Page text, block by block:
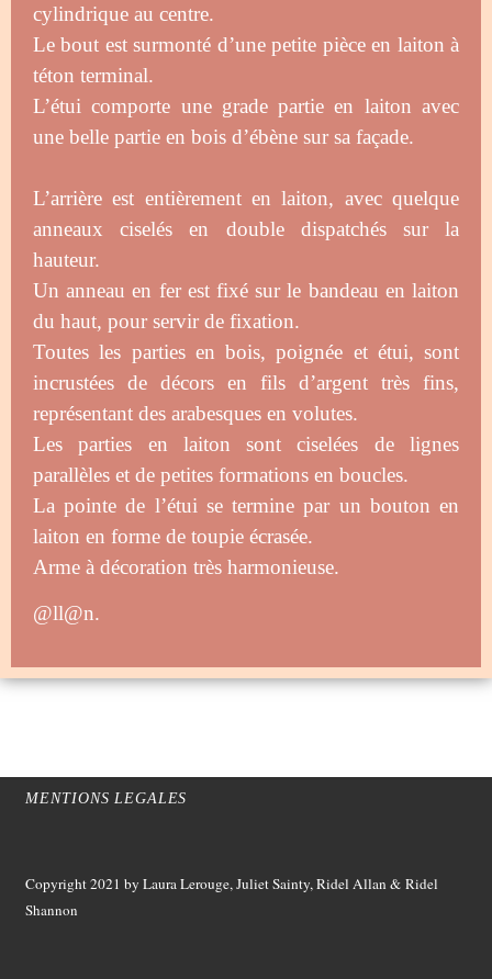
cylindrique au centre.
Le bout est surmonté d’une petite pièce en laiton à
téton terminal.
L’étui comporte une grade partie en laiton avec
une belle partie en bois d’ébène sur sa façade.
L’arrière est entièrement en laiton, avec quelque
anneaux ciselés en double dispatchés sur la
hauteur.
Un anneau en fer est fixé sur le bandeau en laiton
du haut, pour servir de fixation.
Toutes les parties en bois, poignée et étui, sont
incrustées de décors en fils d’argent très fins,
représentant des arabesques en volutes.
Les parties en laiton sont ciselées de lignes
parallèles et de petites formations en boucles.
La pointe de l’étui se termine par un bouton en
laiton en forme de toupie écrasée.
Arme à décoration très harmonieuse.
@ll@n.
MENTIONS LEGALES
Copyright 2021 by Laura Lerouge, Juliet Sainty, Ridel Allan &Ridel
Shannon